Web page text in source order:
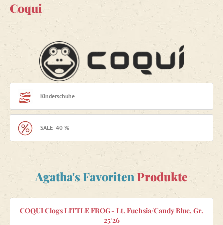
Coqui
Kinderschuhe
SALE -40 %
Agatha's Favoriten Produkte
COQUI Clogs LITTLE FROG - Lt. Fuchsia/Candy Blue, Gr.
25/26